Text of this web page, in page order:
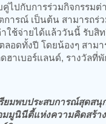
ไปกับการร่วมกิจกรรมต่
การณ์ เป็นต้น สามารถร่
ใช้จ่ายได้แล้ววันนี้ รับสิ
ลอดทั้งปี โดยน้องๆ สาม
าเบอร์แลนด์, รางวัลที่พั
ยมพบประสบการณ์สุดสนุ
มมูนินีตี้แห่งความคิดสร้า